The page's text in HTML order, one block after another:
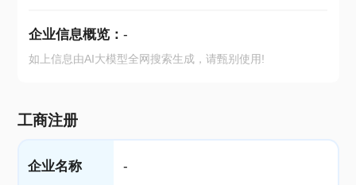
企业信息概览： -
如上信息由AI大模型全网搜索生成，请甄别使用!
工商注册
企业名称 -